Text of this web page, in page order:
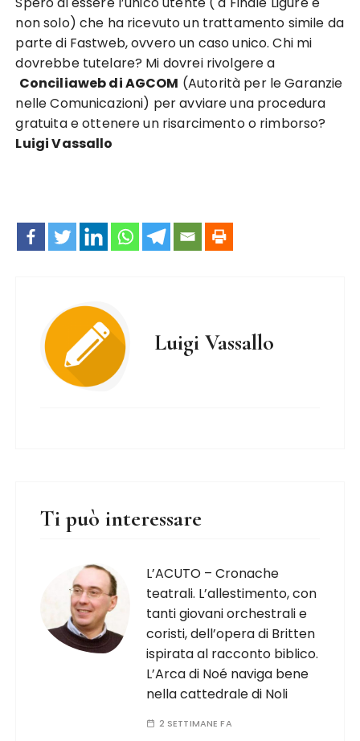
non solo) che ha ricevuto un trattamento simile da
parte di Fastweb, ovvero un caso unico. Chi mi
dovrebbe tutelare? Mi dovrei rivolgere a
Conciliaweb di AGCOM (Autorità per le Garanzie
nelle Comunicazioni) per avviare una procedura
gratuita e ottenere un risarcimento o rimborso?
Luigi Vassallo
Luigi Vassallo
Ti può interessare
L’ACUTO – Cronache
teatrali. L’allestimento, con
tanti giovani orchestrali e
coristi, dell’opera di Britten
ispirata al racconto biblico.
L’Arca di Noé naviga bene
nella cattedrale di Noli
2 SETTIMANE FA